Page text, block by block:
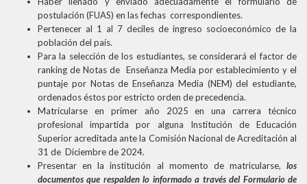
postulación (FUAS) en las fechas correspondientes.
Pertenecer al 1 al 7 deciles de ingreso socioeconómico de la
población del país.
Para la selección de los estudiantes, se considerará el factor de
ranking de Notas de Enseñanza Media por establecimiento y el
puntaje por Notas de Enseñanza Media (NEM) del estudiante,
ordenados éstos por estricto orden de precedencia.
Matricularse en primer año 2025 en una carrera técnico
profesional impartida por alguna Institución de Educación
Superior acreditada ante la Comisión Nacional de Acreditación al
31 de Diciembre de 2024.
Presentar en la institución al momento de matricularse, los
documentos que respalden lo informado a través del Formulario de